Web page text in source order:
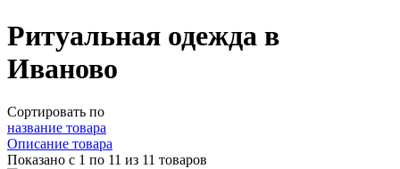
Ритуальная одежда в
Иваново
Сортировать по
название товара
Описание товара
Показано с 1 по 11 из 11 товаров